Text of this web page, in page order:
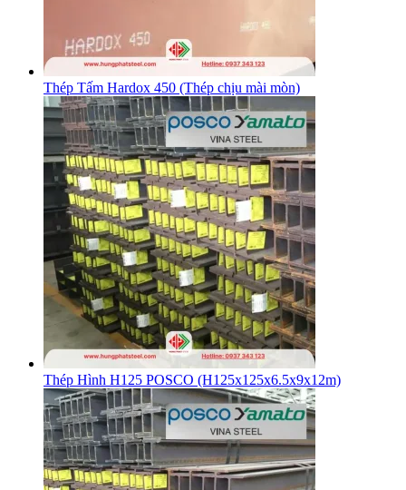
Thép Tấm Hardox 450 (Thép chịu mài mòn)
Thép Hình H125 POSCO (H125x125x6.5x9x12m)